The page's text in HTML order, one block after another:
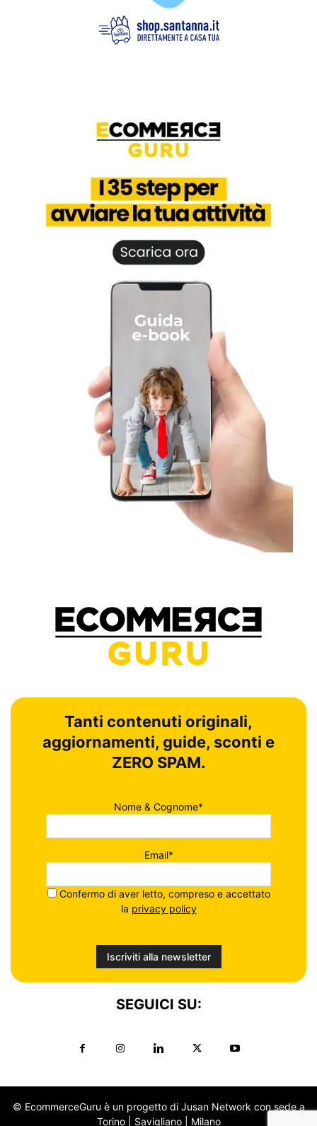
Tanti contenuti originali,
aggiornamenti, guide, sconti e
ZERO SPAM.
Nome & Cognome*
Email*
Confermo di aver letto, compreso e accettato
la privacy policy
SEGUICI SU:
© EcommerceGuru è un progetto di Jusan Network con sede a
Torino | Savigliano | Milano